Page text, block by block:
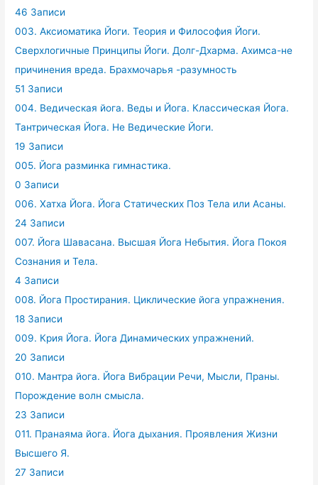
46 Записи
003. Аксиоматика Йоги. Теория и Философия Йоги.
Сверхлогичные Принципы Йоги. Долг-Дхарма. Ахимса-не
причинения вреда. Брахмочарья -разумность
51 Записи
004. Ведическая йога. Веды и Йога. Классическая Йога.
Тантрическая Йога. Не Ведические Йоги.
19 Записи
005. Йога разминка гимнастика.
0 Записи
006. Хатха Йога. Йога Статических Поз Тела или Асаны.
24 Записи
007. Йога Шавасана. Высшая Йога Небытия. Йога Покоя
Сознания и Тела.
4 Записи
008. Йога Простирания. Циклические йога упражнения.
18 Записи
009. Крия Йога. Йога Динамических упражнений.
20 Записи
010. Мантра йога. Йога Вибрации Речи, Мысли, Праны.
Порождение волн смысла.
23 Записи
011. Пранаяма йога. Йога дыхания. Проявления Жизни
Высшего Я.
27 Записи